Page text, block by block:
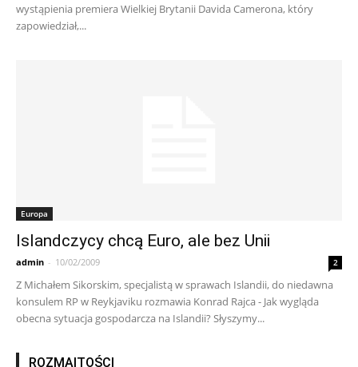
wystąpienia premiera Wielkiej Brytanii Davida Camerona, który
zapowiedział,...
Europa
Islandczycy chcą Euro, ale bez Unii
admin - 10/02/2009 2
Z Michałem Sikorskim, specjalistą w sprawach Islandii, do niedawna
konsulem RP w Reykjaviku rozmawia Konrad Rajca - Jak wygląda
obecna sytuacja gospodarcza na Islandii? Słyszymy...
ROZMAITOŚCI